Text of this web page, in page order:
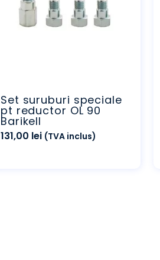
Set suruburi speciale
pt reductor OL 90
Barikell
131,00 lei (TVA inclus)